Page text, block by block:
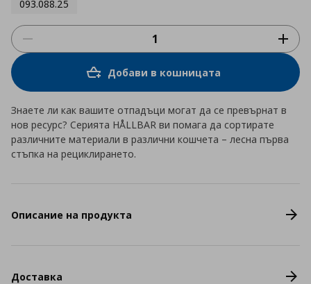
093.088.25
Добави в кошницата
Знаете ли как вашите отпадъци могат да се превърнат в
нов ресурс? Серията HÅLLBAR ви помага да сортирате
различните материали в различни кошчета – лесна първа
стъпка на рециклирането.
Описание на продукта
Доставка